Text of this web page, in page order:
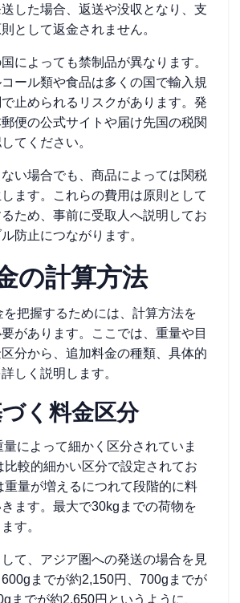
した場合、返送や没収となり、支
として返金されません。
によっても禁制品が異なります。
ール類や食品は多くの国で輸入規
止められるリスクがあります。発
便の公式サイトや届け先国の税関
てください。
い場合でも、商品によっては関税
ます。これらの費用は原則として
ため、事前に受取人へ説明してお
防止につながります。
の計算方法
把握するためには、計算方法を
があります。ここでは、重量や目
分から、追加料金の種類、具体的
しく説明します。
く料金区分
によって細かく区分されていま
比較的細かい区分で設定されてお
重量が増えるにつれて段階的に料
ます。最大で30kgまでの荷物を
す。
て、アジア圏への発送の場合を見
までが約2,150円、700gまでが
までが約2,650円というように、